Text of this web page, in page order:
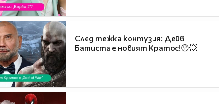
След тежка контузия: Дейв
Батиста е новият Кратос!😯💥